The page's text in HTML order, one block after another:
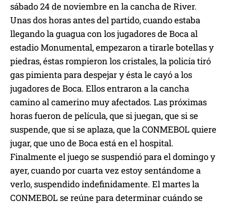
sábado 24 de noviembre en la cancha de River.
Unas dos horas antes del partido, cuando estaba
llegando la guagua con los jugadores de Boca al
estadio Monumental, empezaron a tirarle botellas y
piedras, éstas rompieron los cristales, la policía tiró
gas pimienta para despejar y ésta le cayó a los
jugadores de Boca. Ellos entraron a la cancha
camino al camerino muy afectados. Las próximas
horas fueron de película, que si juegan, que si se
suspende, que si se aplaza, que la CONMEBOL quiere
jugar, que uno de Boca está en el hospital.
Finalmente el juego se suspendió para el domingo y
ayer, cuando por cuarta vez estoy sentándome a
verlo, suspendido indefinidamente. El martes la
CONMEBOL se reúne para determinar cuándo se